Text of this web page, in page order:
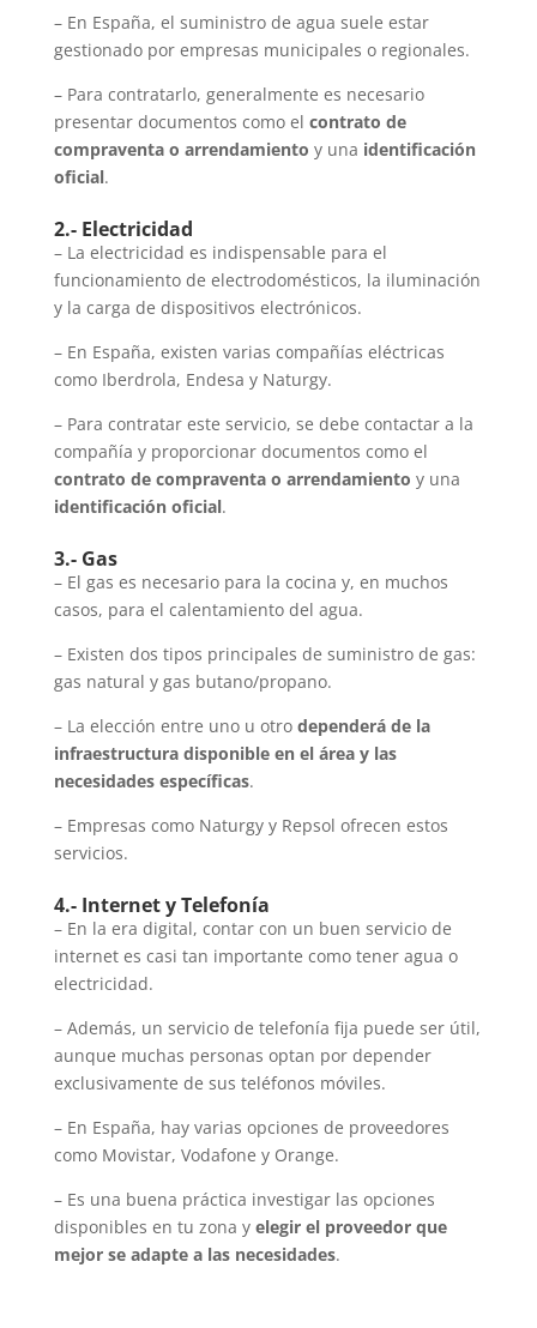
– En España, el suministro de agua suele estar
gestionado por empresas municipales o regionales.
– Para contratarlo, generalmente es necesario
presentar documentos como el contrato de
compraventa o arrendamiento y una identificación
oficial.
2.- Electricidad
– La electricidad es indispensable para el
funcionamiento de electrodomésticos, la iluminación
y la carga de dispositivos electrónicos.
– En España, existen varias compañías eléctricas
como Iberdrola, Endesa y Naturgy.
– Para contratar este servicio, se debe contactar a la
compañía y proporcionar documentos como el
contrato de compraventa o arrendamiento y una
identificación oficial.
3.- Gas
– El gas es necesario para la cocina y, en muchos
casos, para el calentamiento del agua.
– Existen dos tipos principales de suministro de gas:
gas natural y gas butano/propano.
– La elección entre uno u otro dependerá de la
infraestructura disponible en el área y las
necesidades específicas.
– Empresas como Naturgy y Repsol ofrecen estos
servicios.
4.- Internet y Telefonía
– En la era digital, contar con un buen servicio de
internet es casi tan importante como tener agua o
electricidad.
– Además, un servicio de telefonía fija puede ser útil,
aunque muchas personas optan por depender
exclusivamente de sus teléfonos móviles.
– En España, hay varias opciones de proveedores
como Movistar, Vodafone y Orange.
– Es una buena práctica investigar las opciones
disponibles en tu zona y elegir el proveedor que
mejor se adapte a las necesidades.